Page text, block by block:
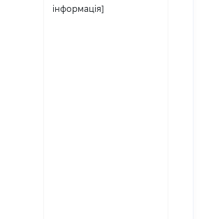
інформація]